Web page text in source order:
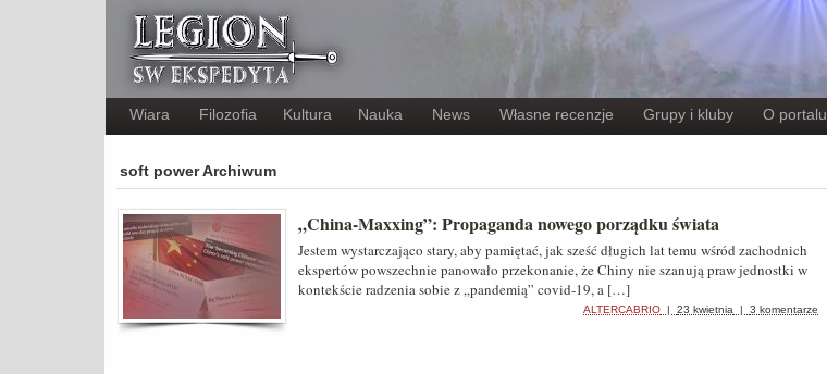
Wiara Filozofia Kultura Nauka News Własne recenzje Grupy i kluby O portalu
soft power Archiwum
„China-Maxxing”: Propaganda nowego porządku świata
Jestem wystarczająco stary, aby pamiętać, jak sześć długich lat temu wśród zachodnich
ekspertów powszechnie panowało przekonanie, że Chiny nie szanują praw jednostki w
kontekście radzenia sobie z „pandemią” covid-19, a […]
ALTERCABRIO | 23 kwietnia | 3 komentarze